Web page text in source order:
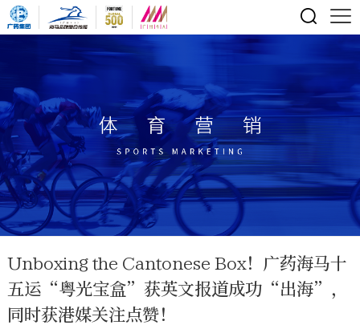
Unboxing the Cantonese Box！广药海马十
五运“粤光宝盒”获英文报道成功“出海”，
同时获港媒关注点赞！